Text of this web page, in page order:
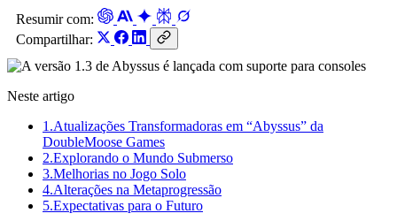
Resumir com:
Compartilhar:
Neste artigo
1.Atualizações Transformadoras em “Abyssus” da
DoubleMoose Games
2.Explorando o Mundo Submerso
3.Melhorias no Jogo Solo
4.Alterações na Metaprogressão
5.Expectativas para o Futuro